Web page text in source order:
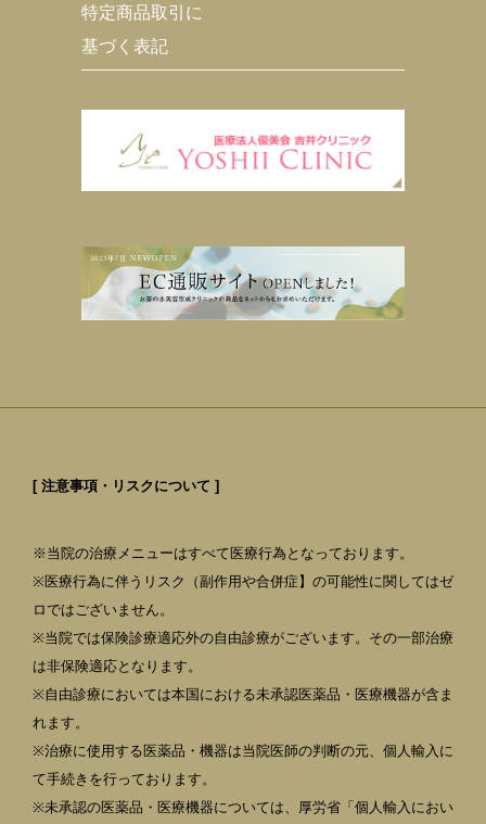
特定商品取引に
基づく表記
[ 注意事項・リスクについて ]
※当院の治療メニューはすべて医療行為となっております。
※医療行為に伴うリスク（副作用や合併症】の可能性に関してはゼ
ロではございません。
※当院では保険診療適応外の自由診療がございます。その一部治療
は非保険適応となります。
※自由診療においては本国における未承認医薬品・医療機器が含ま
れます。
※治療に使用する医薬品・機器は当院医師の判断の元、個人輸入に
て手続きを行っております。
※未承認の医薬品・医療機器については、厚労省「個人輸入におい